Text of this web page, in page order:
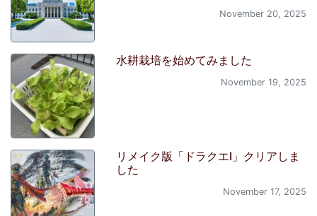
November 20, 2025
水耕栽培を始めてみました
November 19, 2025
リメイク版「ドラクエI」クリアしま
した
November 17, 2025